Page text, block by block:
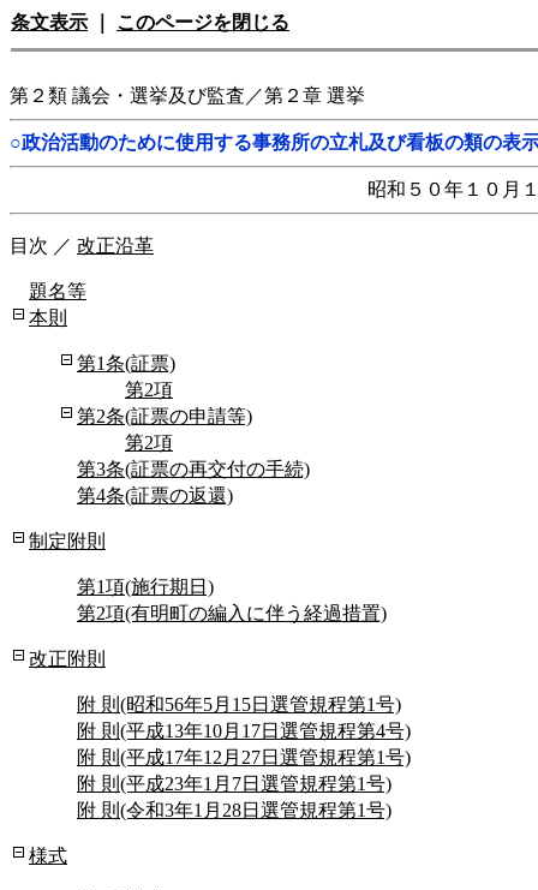
条文表示 このページを閉じる
第２類 議会・選挙及び監査／第２章 選挙
○政治活動のために使用する事務所の立札及び看板の類の表
昭和５０年１０月
目次 ／ 改正沿革
題名等
本則
第1条(証票)
第2項
第2条(証票の申請等)
第2項
第3条(証票の再交付の手続)
第4条(証票の返還)
制定附則
第1項(施行期日)
第2項(有明町の編入に伴う経過措置)
改正附則
附 則(昭和56年5月15日選管規程第1号)
附 則(平成13年10月17日選管規程第4号)
附 則(平成17年12月27日選管規程第1号)
附 則(平成23年1月7日選管規程第1号)
附 則(令和3年1月28日選管規程第1号)
様式